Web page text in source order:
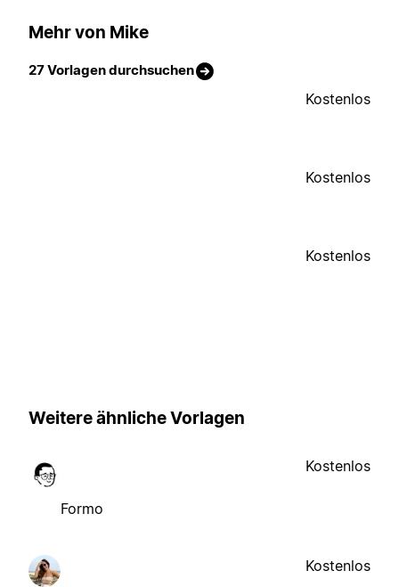
Mehr von Mike
27 Vorlagen durchsuchen
Kostenlos
Kostenlos
Kostenlos
Weitere ähnliche Vorlagen
Formo
Kostenlos
Kostenlos